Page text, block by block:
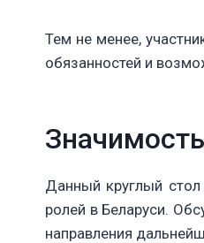
Тем не менее,
обязанностей и
Данный круглый
ролей в Беларуси.
направления